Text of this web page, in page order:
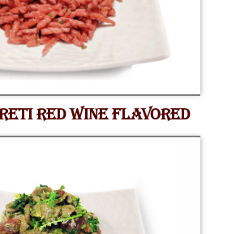
RED WINE FLAVORED